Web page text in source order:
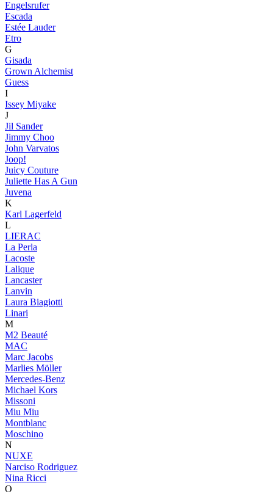
Engelsrufer
Escada
Estée Lauder
Etro
G
Gisada
Grown Alchemist
Guess
I
Issey Miyake
J
Jil Sander
Jimmy Choo
John Varvatos
Joop!
Juicy Couture
Juliette Has A Gun
Juvena
K
Karl Lagerfeld
L
LIERAC
La Perla
Lacoste
Lalique
Lancaster
Lanvin
Laura Biagiotti
Linari
M
M2 Beauté
MAC
Marc Jacobs
Marlies Möller
Mercedes-Benz
Michael Kors
Missoni
Miu Miu
Montblanc
Moschino
N
NUXE
Narciso Rodriguez
Nina Ricci
O